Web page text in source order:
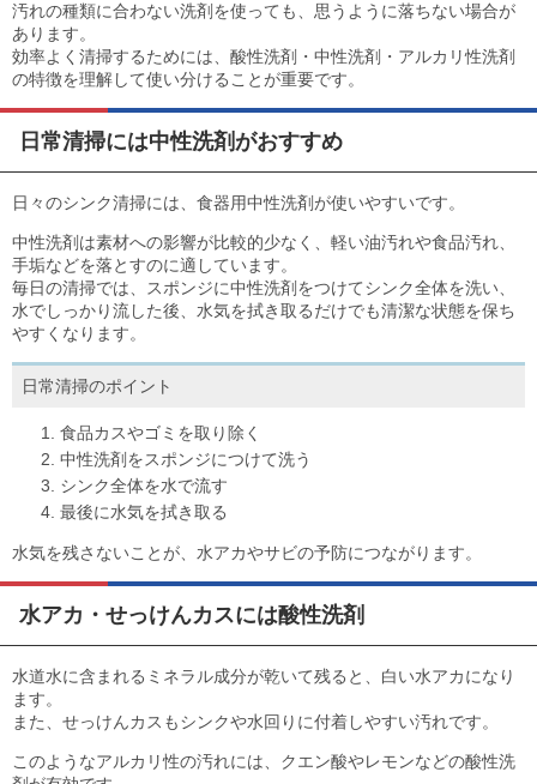
汚れの種類に合わない洗剤を使っても、思うように落ちない場合が
あります。
効率よく清掃するためには、酸性洗剤・中性洗剤・アルカリ性洗剤
の特徴を理解して使い分けることが重要です。
日常清掃には中性洗剤がおすすめ
日々のシンク清掃には、食器用中性洗剤が使いやすいです。
中性洗剤は素材への影響が比較的少なく、軽い油汚れや食品汚れ、
手垢などを落とすのに適しています。
毎日の清掃では、スポンジに中性洗剤をつけてシンク全体を洗い、
水でしっかり流した後、水気を拭き取るだけでも清潔な状態を保ち
やすくなります。
日常清掃のポイント
食品カスやゴミを取り除く
中性洗剤をスポンジにつけて洗う
シンク全体を水で流す
最後に水気を拭き取る
水気を残さないことが、水アカやサビの予防につながります。
水アカ・せっけんカスには酸性洗剤
水道水に含まれるミネラル成分が乾いて残ると、白い水アカになり
ます。
また、せっけんカスもシンクや水回りに付着しやすい汚れです。
このようなアルカリ性の汚れには、クエン酸やレモンなどの酸性洗